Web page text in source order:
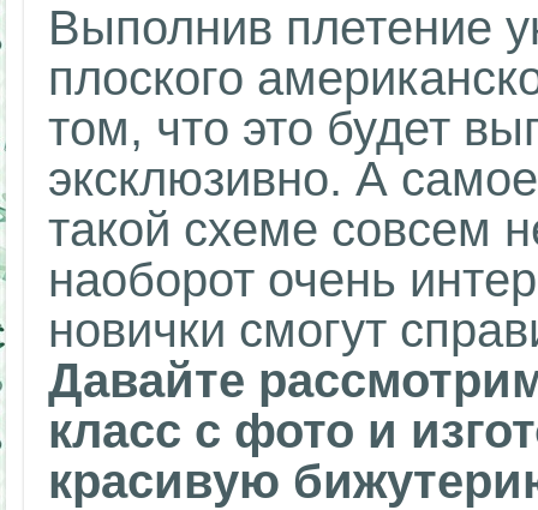
Выполнив плетение
плоского
том, что это будет
эксклюзивно. А
такой схеме совсем
наоборот очень
новички смогут
Давайте
класс с фото и
красивую